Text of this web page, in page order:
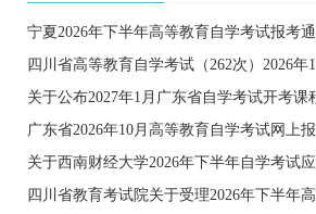
宁夏2026年下半年高等教育自学考试报考
广东省2026年10月高等教育自学考试网上